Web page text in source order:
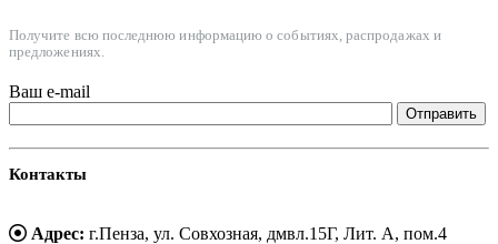
Получите всю последнюю информацию о событиях, распродажах и
предложениях.
Ваш e-mail
Контакты
Адрес: г.Пенза, ул. Совхозная, дмвл.15Г, Лит. А, пом.4